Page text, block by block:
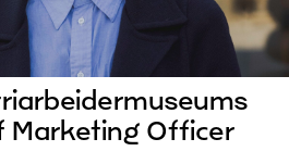
Marketing Officer